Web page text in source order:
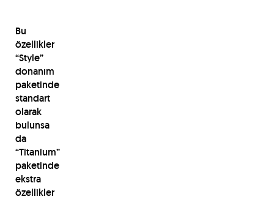
Bu
özellikler
“Style”
donanım
paketinde
standart
olarak
bulunsa
da
“Titanium”
paketinde
ekstra
özellikler